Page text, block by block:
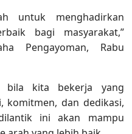
untuk menghadirkan
bagi masyarakat,”
Pengayoman, Rabu
bila kita bekerja yang
komitmen, dan dedikasi,
ini akan mampu